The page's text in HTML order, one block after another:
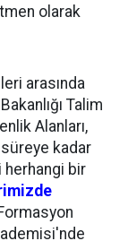
olarak
arasında
Talim
Alanları,
süreye kadar
bir